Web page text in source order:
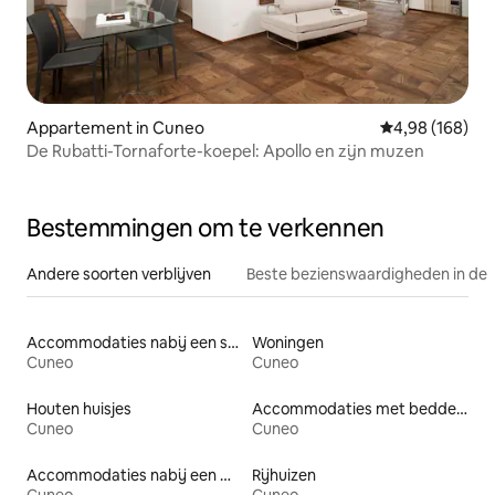
Appartement in Cuneo Gemiddelde
4,98 (168)
De Rubatti-Tornaforte-koepel: Apollo en zijn muzen
Bestemmingen om te verkennen
Andere soorten verblijven Beste bezienswaardigheden in de
Accommodaties nabij een strand
Cuneo
Woningen
Cuneo
Houten huisjes
Cuneo
Accommodaties met bedden op toegankelijke hoogte
Cuneo
Accommodaties nabij een meer
Rijhuizen